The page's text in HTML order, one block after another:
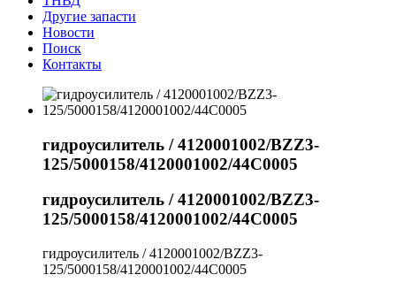
Другие запасти
Новости
Поиск
Контакты
гидроусилитель / 4120001002/BZZ3-
125/5000158/4120001002/44C0005
гидроусилитель / 4120001002/BZZ3-
125/5000158/4120001002/44C0005
гидроусилитель / 4120001002/BZZ3-
125/5000158/4120001002/44C0005